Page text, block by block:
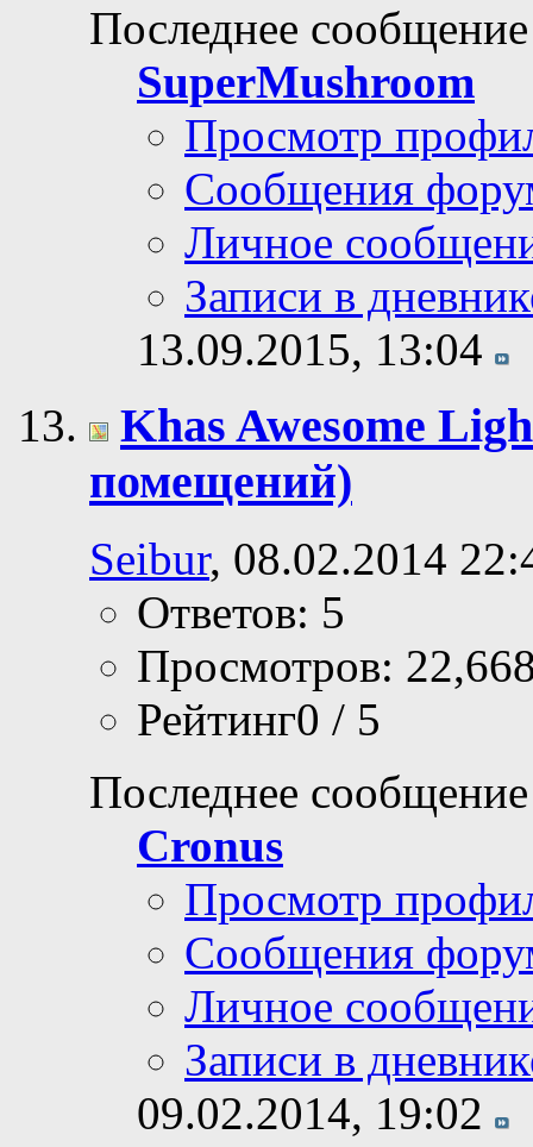
Последнее
SuperMushroom
Просмотр
Сообщения
Личное
Записи в
13.09.2015, 13:04
Khas Awesome
помещений)
Seibur, 08.02.2014
Ответов: 5
Просмотров:
Рейтинг0 / 5
Последнее
Cronus
Просмотр
Сообщения
Личное
Записи в
09.02.2014, 19:02